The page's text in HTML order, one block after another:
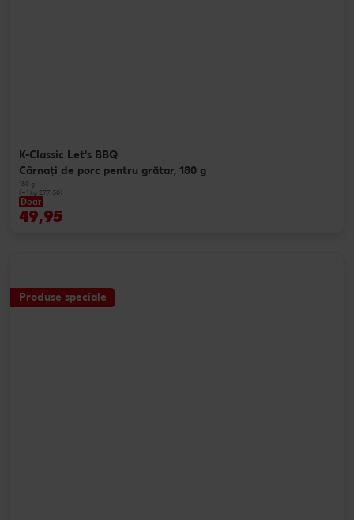
K-Classic Let's BBQ
Cârnaţi de porc pentru grătar, 180 g
180 g
(=1 kg 277.50)
Doar
49,95
Produse speciale